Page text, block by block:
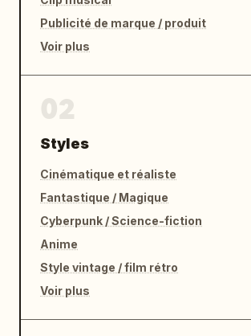
Publicité de marque / produit
Voir plus
Styles
Cinématique et réaliste
Fantastique / Magique
Cyberpunk / Science-fiction
Anime
Style vintage / film rétro
Voir plus